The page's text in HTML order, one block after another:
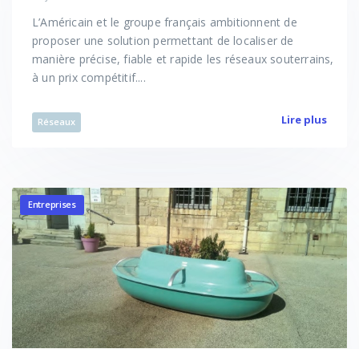
L’Américain et le groupe français ambitionnent de
proposer une solution permettant de localiser de
manière précise, fiable et rapide les réseaux souterrains,
à un prix compétitif....
Réseaux Lire plus
Entreprises